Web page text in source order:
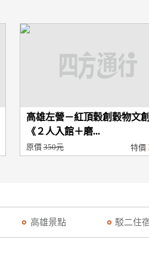
高雄左營－紅頂穀創穀物文
《２人入館＋磨...
原價350元 特價
高雄景點 駁二住